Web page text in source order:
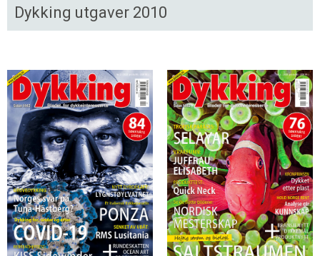
Dykking utgaver 2010